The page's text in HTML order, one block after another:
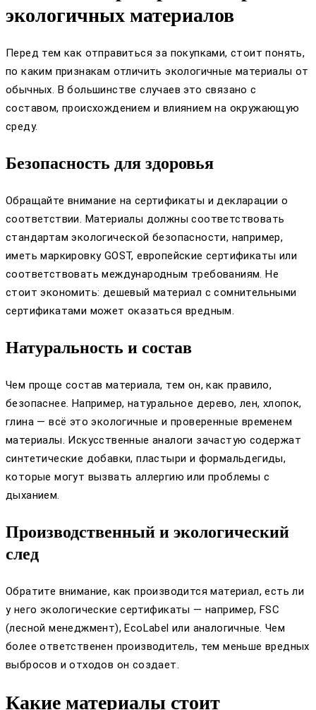
экологичных материалов
Перед тем как отправиться за покупками, стоит понять,
по каким признакам отличить экологичные материалы от
обычных. В большинстве случаев это связано с
составом, происхождением и влиянием на окружающую
среду.
Безопасность для здоровья
Обращайте внимание на сертификаты и декларации о
соответствии. Материалы должны соответствовать
стандартам экологической безопасности, например,
иметь маркировку GOST, европейские сертификаты или
соответствовать международным требованиям. Не
стоит экономить: дешевый материал с сомнительными
сертификатами может оказаться вредным.
Натуральность и состав
Чем проще состав материала, тем он, как правило,
безопаснее. Например, натуральное дерево, лен, хлопок,
глина — всё это экологичные и проверенные временем
материалы. Искусственные аналоги зачастую содержат
синтетические добавки, пластыри и формальдегиды,
которые могут вызвать аллергию или проблемы с
дыханием.
Производственный и экологический
след
Обратите внимание, как производится материал, есть ли
у него экологические сертификаты — например, FSC
(лесной менеджмент), EcoLabel или аналогичные. Чем
более ответственен производитель, тем меньше вредных
выбросов и отходов он создает.
Какие материалы стоит